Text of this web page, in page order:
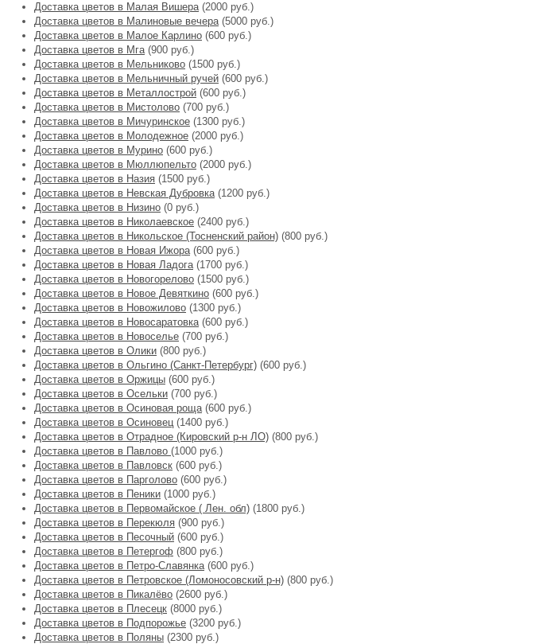
Доставка цветов в Малая Вишера(2000 руб.)
Доставка цветов в Малиновые вечера(5000 руб.)
Доставка цветов в Малое Карлино (600 руб.)
Доставка цветов в Мга(900 руб.)
Доставка цветов в Мельниково (1500 руб.)
Доставка цветов в Мельничный ручей (600 руб.)
Доставка цветов в Металлострой (600 руб.)
Доставка цветов в Мистолово (700 руб.)
Доставка цветов в Мичуринское (1300 руб.)
Доставка цветов в Молодежное (2000 руб.)
Доставка цветов в Мурино (600 руб.)
Доставка цветов в Мюллюпельто (2000 руб.)
Доставка цветов в Назия (1500 руб.)
Доставка цветов в Невская Дубровка(1200 руб.)
Доставка цветов в Низино (0 руб.)
Доставка цветов в Николаевское (2400 руб.)
Доставка цветов в Никольское (Тосненский район) (800 руб.)
Доставка цветов в Новая Ижора(600 руб.)
Доставка цветов в Новая Ладога(1700 руб.)
Доставка цветов в Новогорелово (1500 руб.)
Доставка цветов в Новое Девяткино (600 руб.)
Доставка цветов в Новожилово (1300 руб.)
Доставка цветов в Новосаратовка(600 руб.)
Доставка цветов в Новоселье (700 руб.)
Доставка цветов в Олики (800 руб.)
Доставка цветов в Ольгино (Санкт-Петербург) (600 руб.)
Доставка цветов в Оржицы (600 руб.)
Доставка цветов в Осельки (700 руб.)
Доставка цветов в Осиновая роща(600 руб.)
Доставка цветов в Осиновец (1400 руб.)
Доставка цветов в Отрадное (Кировский р-н ЛО) (800 руб.)
Доставка цветов в Павлово (1000 руб.)
Доставка цветов в Павловск (600 руб.)
Доставка цветов в Парголово (600 руб.)
Доставка цветов в Пеники (1000 руб.)
Доставка цветов в Первомайское ( Лен. обл) (1800 руб.)
Доставка цветов в Перекюля (900 руб.)
Доставка цветов в Песочный (600 руб.)
Доставка цветов в Петергоф (800 руб.)
Доставка цветов в Петро-Славянка(600 руб.)
Доставка цветов в Петровское (Ломоносовский р-н) (800 руб.)
Доставка цветов в Пикалёво (2600 руб.)
Доставка цветов в Плесецк (8000 руб.)
Доставка цветов в Подпорожье (3200 руб.)
Доставка цветов в Поляны (2300 руб.)